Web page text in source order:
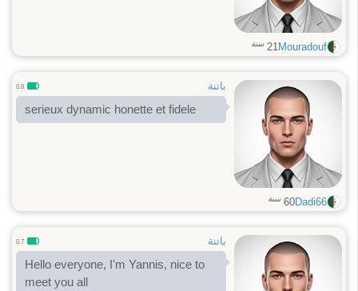
Mouradouf
21 سنة
باتنة 0.8
serieux dynamic honette et fidele
Dadi66
60 سنة
باتنة 0.7
Hello everyone, I'm Yannis, nice to
meet you all